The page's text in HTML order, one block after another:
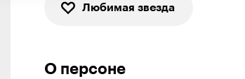
Любимая звезда
О персоне